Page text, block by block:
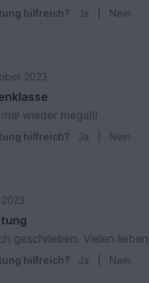
hilfreich? Ja Nein
2023
wieder mega!!!
hilfreich? Ja Nein
geschrieben. Vielen
hilfreich? Ja Nein